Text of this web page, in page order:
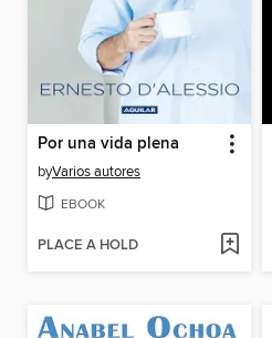
Por una vida plena
byVarios autores
EBOOK
PLACE A HOLD